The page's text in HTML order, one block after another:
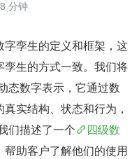
分钟
字孪生的定义和框架，这
生的方式一致。我们将
态数字表示，它通过数
实结构、状态和行为，
们描述了一个
四级数
帮助客户了解他们的使用